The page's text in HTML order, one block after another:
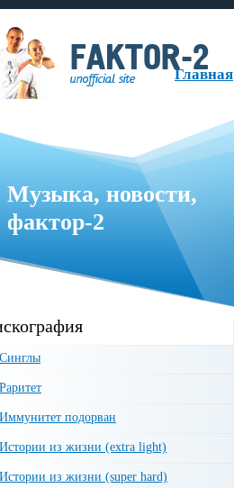
Главная
Музыка, новости,
фактор-2
образованная в 1999 году.
Синглы
Раритет
Иммунитет подорван
Истории из жизни (extra light)
Истории из жизни (super hard)